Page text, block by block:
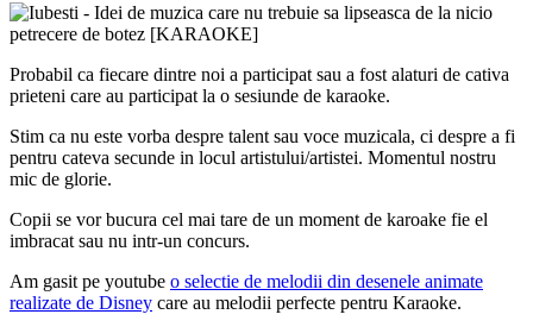
Probabil ca fiecare dintre noi a participat sau a fost alaturi de cativa
prieteni care au participat la o sesiunde de karaoke.
Stim ca nu este vorba despre talent sau voce muzicala, ci despre a fi
pentru cateva secunde in locul artistului/artistei. Momentul nostru
mic de glorie.
Copii se vor bucura cel mai tare de un moment de karoake fie el
imbracat sau nu intr-un concurs.
Am gasit pe youtube o selectie de melodii din desenele animate
realizate de Disney care au melodii perfecte pentru Karaoke.